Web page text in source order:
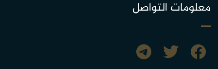
معلومات التواصل